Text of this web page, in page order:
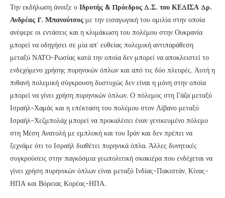
Την εκδήλωση άνοιξε ο Ιδρυτής & Πρόεδρος Δ.Σ. του ΚΕΔΙΣΑ Δρ.
Ανδρέας Γ. Μπανούτσος με την εισαγωγική του ομιλία στην οποία
ανέφερε οι εντάσεις και η κλιμάκωση του πολέμου στην Ουκρανία
μπορεί να οδηγήσει σε μία απ’ ευθείας πολεμική αντιπαράθεση
μεταξύ ΝΑΤΟ-Ρωσίας κατά την οποία δεν μπορεί να αποκλειστεί το
ενδεχόμενο χρήσης πυρηνικών όπλων και από τις δύο πλευρές. Αυτή η
πιθανή πολεμική σύγκρουση δυστυχώς δεν είναι η μόνη στην οποία
μπορεί να γίνει χρήση πυρηνικών όπλων. Ο πόλεμος στη Γάζα μεταξύ
Ισραήλ-Χαμάς και η επέκταση του πολέμου στον Λίβανο μεταξύ
Ισραήλ-Χεζμπολάχ μπορεί να προκαλέσει έναν γενικευμένο πόλεμο
στη Μέση Ανατολή με εμπλοκή και του Ιράν και δεν πρέπει να
ξεχνάμε ότι το Ισραήλ διαθέτει πυρηνικά όπλα. Άλλες δυνητικές
συγκρούσεις στην παγκόσμια γεωπολιτική σκακιέρα που ενδέχεται να
γίνει χρήση πυρηνικών όπλων είναι μεταξύ Ινδίας-Πακιστάν, Κίνας-
ΗΠΑ και Βόρειας Κορέας-ΗΠΑ.